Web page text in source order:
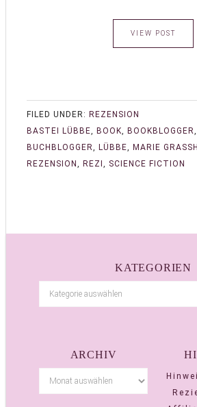
VIEW POST
FILED UNDER: REZENSION
BASTEI LÜBBE, BOOK, BOOKBLOGGER,
BUCHBLOGGER, LÜBBE, MARIE
REZENSION , REZI , SCIENCE FICTION
KATEGORIEN
ARCHIV